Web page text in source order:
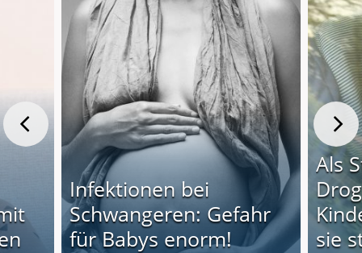
Infektionen bei
Schwangeren: Gefahr
für Babys enorm!
Als
sie